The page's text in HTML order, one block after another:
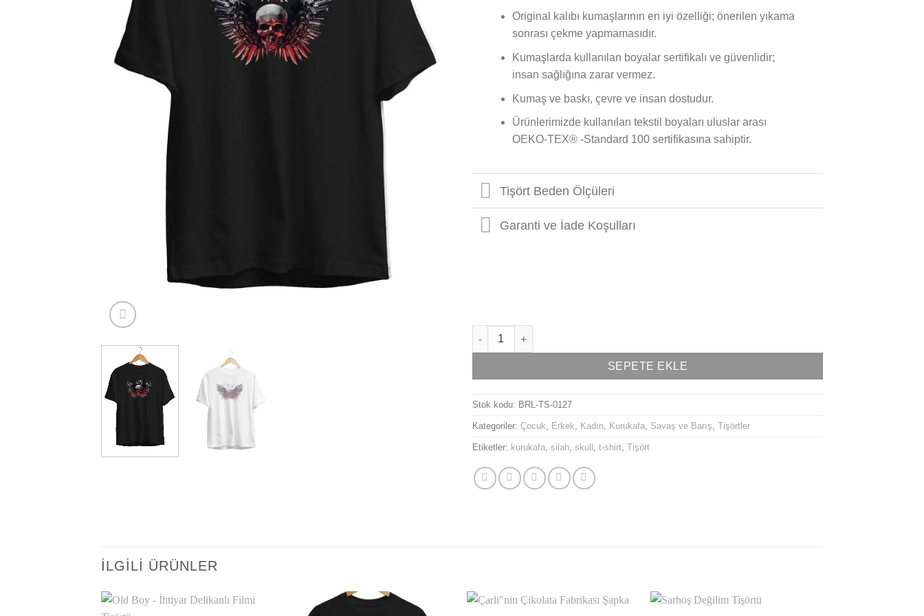
Original kalıbı kumaşlarının en iyi özelliği; önerilen yıkama
sonrası çekme yapmamasıdır.
Kumaşlarda kullanılan boyalar sertifikalı ve güvenlidir;
insan sağlığına zarar vermez.
Kumaş ve baskı, çevre ve insan dostudur.
Ürünlerimizde kullanılan tekstil boyaları uluslar arası
OEKO-TEX® -Standard 100 sertifikasına sahiptir.
Tişört Beden Ölçüleri
Garanti ve İade Koşulları
Savaşın Efendisi Kurukafa Tişörtü adet
SEPETE EKLE
Stok kodu: BRL-TS-0127
Kategoriler: Çocuk Erkek Kadın Kurukafa Savaş ve Barış Tişörtler
Etiketler: kurukafa silah skull t-shirt Tişört
İLGILI ÜRÜNLER